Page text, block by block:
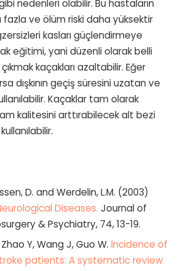
nedenleri olabilir. Bu hastaların
fazla ve ölüm riski daha yüksektir
kasları güçlendirmeye
eğitimi, yani düzenli olarak belli
kaçakları azaltabilir. Eğer
dışkının geçiş süresini uzatan ve
Kaçaklar tam olarak
kalitesini arttırabilecek alt bezi
D. and Werdelin, L.M. (2003)
Diseases. Journal of
& Psychiatry, 74, 13-19.
Zhao Y, Wang J, Guo W. Incidence of
patients: A systematic review